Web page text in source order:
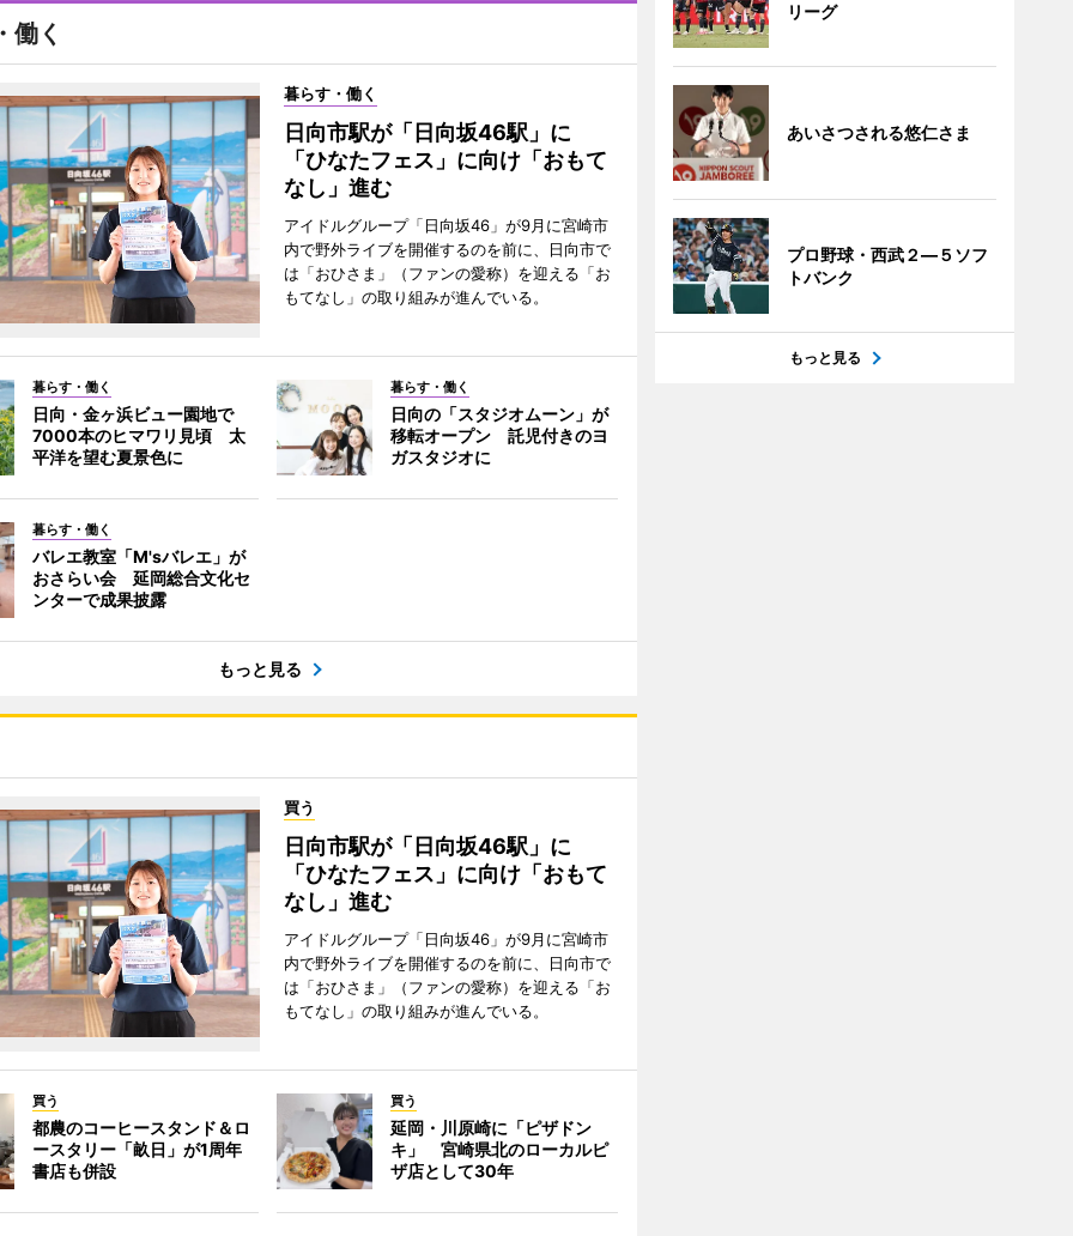
働く
暮らす・働く
日向市駅が「日向坂46駅」に
「ひなたフェス」に向け「おもて
なし」進む
アイドルグループ「日向坂46」が9月に宮崎市
内で野外ライブを開催するのを前に、日向市で
は「おひさま」（ファンの愛称）を迎える「お
もてなし」の取り組みが進んでいる。
暮らす・働く
日向・金ヶ浜ビュー園地で
7000本のヒマワリ見頃 太
平洋を望む夏景色に
暮らす・働く
日向の「スタジオムーン」が
移転オープン 託児付きのヨ
ガスタジオに
暮らす・働く
バレエ教室「M'sバレエ」が
おさらい会 延岡総合文化セ
ンターで成果披露
もっと見る
買う
日向市駅が「日向坂46駅」に
「ひなたフェス」に向け「おもて
なし」進む
アイドルグループ「日向坂46」が9月に宮崎市
内で野外ライブを開催するのを前に、日向市で
は「おひさま」（ファンの愛称）を迎える「お
もてなし」の取り組みが進んでいる。
買う
都農のコーヒースタンド＆ロ
ースタリー「畝日」が1周年
書店も併設
買う
延岡・川原崎に「ピザドン
キ」 宮崎県北のローカルピ
ザ店として30年
リーグ
あいさつされる悠仁さま
プロ野球・西武２―５ソフ
トバンク
もっと見る